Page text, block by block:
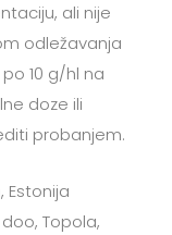
ali nije
odležavanja
10 g/hl na
doze ili
probanjem.
Estonija
Topola,